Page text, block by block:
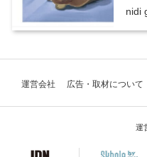
nidi
運営会社 広告・取材について
運